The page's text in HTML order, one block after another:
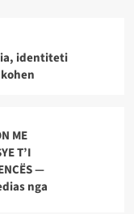
identiteti
ME
T’I
—
nga